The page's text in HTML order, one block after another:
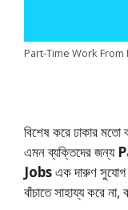
Part-Time Work
বিশেষ করে ঢাকার
এমন ব্যক্তিদের জন্য
Jobsএক দারুণ সুযোগ
বাঁচাতে সাহায্য করে